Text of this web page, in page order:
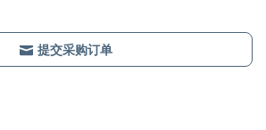
提交采购订单